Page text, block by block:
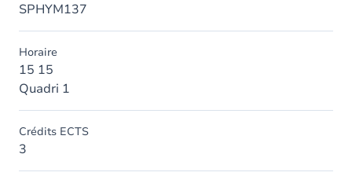
SPHYM137
Horaire
15 15
Quadri 1
Crédits ECTS
3